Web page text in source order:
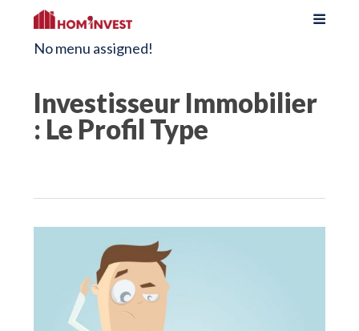
No menu assigned!
Investisseur Immobilier
: Le Profil Type